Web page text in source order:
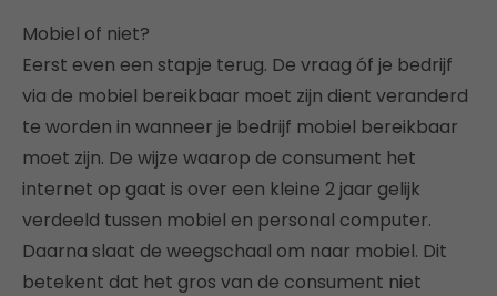
Mobiel of niet?
Eerst even een stapje terug. De vraag óf je bedrijf
via de mobiel bereikbaar moet zijn dient veranderd
te worden in wanneer je bedrijf mobiel bereikbaar
moet zijn. De wijze waarop de consument het
internet op gaat is over een kleine 2 jaar gelijk
verdeeld tussen mobiel en personal computer.
Daarna slaat de weegschaal om naar mobiel. Dit
betekent dat het gros van de consument niet